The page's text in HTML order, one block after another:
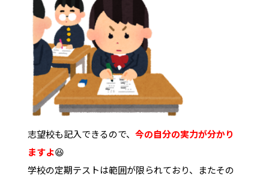
志望校も記入できるので、 今の自分の実力が分かり
ますよ😆
学校の定期テストは範囲が限られており、またその